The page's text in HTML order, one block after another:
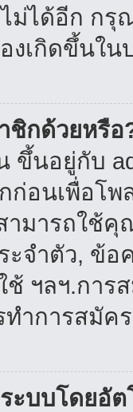
ม่ได้อีก กรุ
งเกิดขึ้นใน
ชิกด้วยหรือ
ขึ้นอยู่กับ
อนเพื่อโพ
มารถใช้คุ
จำตัว, ข้อ
ฯลฯ.การ
ำการสมัค
ะบบโดยอั